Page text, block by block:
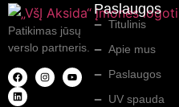
Patikimas jūsų
verslo partneris.
Paslaugos
Titulinis
Apie mus
Paslaugos
UV spauda